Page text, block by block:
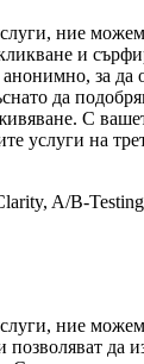
ние
и
анонимно, за
да
С
услуги на
A/B-Testing
ние
да